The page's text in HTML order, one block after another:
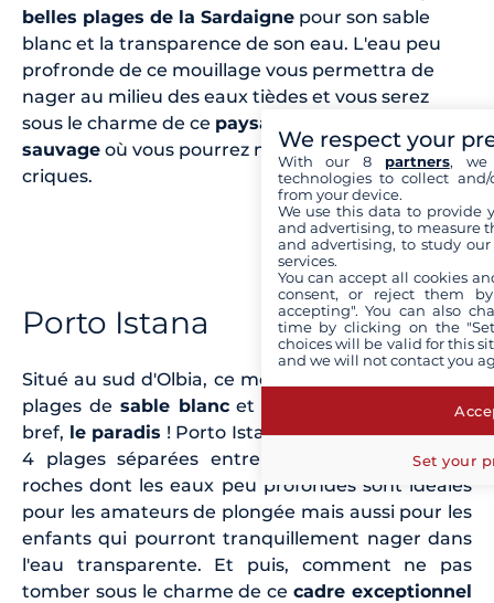
belles plages de la Sardaigne pour son sable
blanc et la transparence de son eau. L'eau peu
profronde de ce mouillage vous permettra de
nager au milieu des eaux tièdes et vous serez
sous le charme de ce paysage naturel encore
sauvage où vous pourrez naviguer de criques en
criques.
Porto Istana
Situé au sud d'Olbia, ce mouillage se compose de
plages de sable blancet d'une eau émeraude...
bref, le paradis ! Porto Istana est un ensmeble de
4 plages séparées entre elles par des petites
roches dont les eaux peu profondes sont idéales
pour les amateurs de plongée mais aussi pour les
enfants qui pourront tranquillement nager dans
l'eau transparente. Et puis, comment ne pas
tomber sous le charme de cecadre exceptionnel
We respect your
With our 8 partners, we
technologies to collect
from your device.
We use this data to provide
and advertising, to measure
and advertising, to study
services.
You can accept all cookies
consent, or reject them
accepting". You can also
time by clicking on the
choices will be valid for this
and we will not contact you
Set your